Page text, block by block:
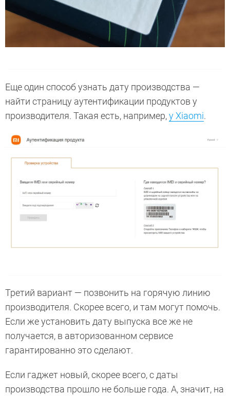
Еще один способ узнать дату производства —
найти страницу аутентификации продуктов у
производителя. Такая есть, например,у Xiaomi.
Третий вариант — позвонить на горячую линию
производителя. Скорее всего, и там могут помочь.
Если же установить дату выпуска все же не
получается, в авторизованном сервисе
гарантированно это сделают.
Если гаджет новый, скорее всего, с даты
производства прошло не больше года. А, значит, на